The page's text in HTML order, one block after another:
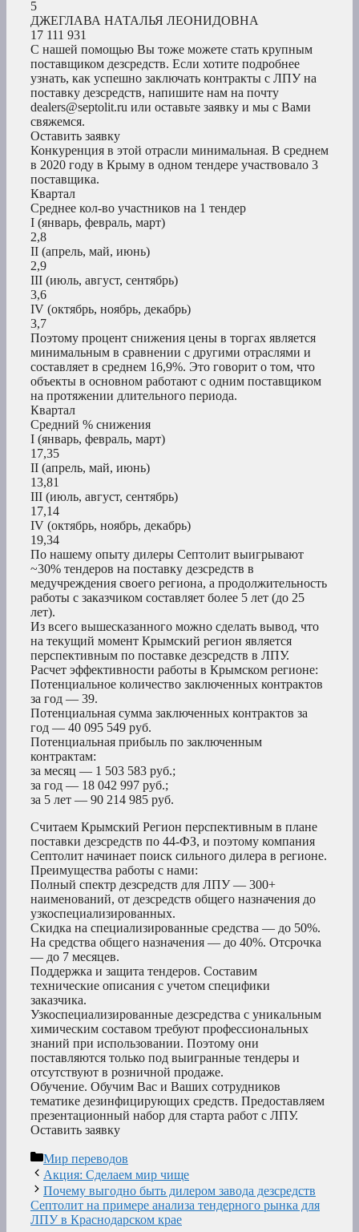
5
ДЖЕГЛАВА НАТАЛЬЯ ЛЕОНИДОВНА
17 111 931
С нашей помощью Вы тоже можете стать крупным
поставщиком дезсредств. Если хотите подробнее
узнать, как успешно заключать контракты с ЛПУ на
поставку дезсредств, напишите нам на почту
dealers@septolit.ru или оставьте заявку и мы с Вами
свяжемся.
Оставить заявку
Конкуренция в этой отрасли минимальная. В среднем
в 2020 году в Крыму в одном тендере участвовало 3
поставщика.
Квартал
Среднее кол-во участников на 1 тендер
I (январь, февраль, март)
2,8
II (апрель, май, июнь)
2,9
III (июль, август, сентябрь)
3,6
IV (октябрь, ноябрь, декабрь)
3,7
Поэтому процент снижения цены в торгах является
минимальным в сравнении с другими отраслями и
составляет в среднем 16,9%. Это говорит о том, что
объекты в основном работают с одним поставщиком
на протяжении длительного периода.
Квартал
Средний % снижения
I (январь, февраль, март)
17,35
II (апрель, май, июнь)
13,81
III (июль, август, сентябрь)
17,14
IV (октябрь, ноябрь, декабрь)
19,34
По нашему опыту дилеры Септолит выигрывают
~30% тендеров на поставку дезсредств в
медучреждения своего региона, а продолжительность
работы с заказчиком составляет более 5 лет (до 25
лет).
Из всего вышесказанного можно сделать вывод, что
на текущий момент Крымский регион является
перспективным по поставке дезсредств в ЛПУ.
Расчет эффективности работы в Крымском регионе:
Потенциальное количество заключенных контрактов
за год — 39.
Потенциальная сумма заключенных контрактов за
год — 40 095 549 руб.
Потенциальная прибыль по заключенным
контрактам:
за месяц — 1 503 583 руб.;
за год — 18 042 997 руб.;
за 5 лет — 90 214 985 руб.
Считаем Крымский Регион перспективным в плане
поставки дезсредств по 44-ФЗ, и поэтому компания
Септолит начинает поиск сильного дилера в регионе.
Преимущества работы с нами:
Полный спектр дезсредств для ЛПУ — 300+
наименований, от дезсредств общего назначения до
узкоспециализированных.
Скидка на специализированные средства — до 50%.
На средства общего назначения — до 40%. Отсрочка
— до 7 месяцев.
Поддержка и защита тендеров. Составим
технические описания с учетом специфики
заказчика.
Узкоспециализированные дезсредства с уникальным
химическим составом требуют профессиональных
знаний при использовании. Поэтому они
поставляются только под выигранные тендеры и
отсутствуют в розничной продаже.
Обучение. Обучим Вас и Ваших сотрудников
тематике дезинфицирующих средств. Предоставляем
презентационный набор для старта работ с ЛПУ.
Оставить заявку
Рубрики
Мир переводов
Акция: Сделаем мир чище
Почему выгодно быть дилером завода дезсредств
Септолит на примере анализа тендерного рынка для
ЛПУ в Краснодарском крае